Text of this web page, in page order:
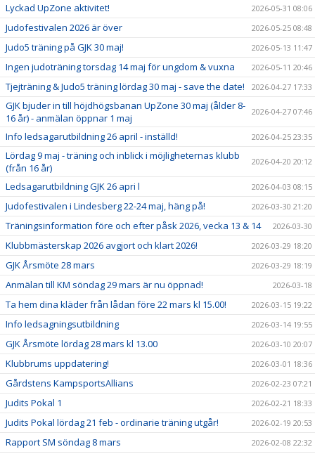
Lyckad UpZone aktivitet! 2026-05-31 08:06
Judofestivalen 2026 är över 2026-05-25 08:48
Judo5 träning på GJK 30 maj! 2026-05-13 11:47
Ingen judoträning torsdag 14 maj för ungdom & vuxna 2026-05-11 20:46
Tjejträning & Judo5 träning lördag 30 maj - save the date! 2026-04-27 17:33
GJK bjuder in till höjdhögsbanan UpZone 30 maj (ålder 8-
16 år) - anmälan öppnar 1 maj
2026-04-27 07:46
Info ledsagarutbildning 26 april - inställd! 2026-04-25 23:35
Lördag 9 maj - träning och inblick i möjligheternas klubb
(från 16 år)
2026-04-20 20:12
Ledsagarutbildning GJK 26 apri l 2026-04-03 08:15
Judofestivalen i Lindesberg 22-24 maj, häng på! 2026-03-30 21:20
Träningsinformation före och efter påsk 2026, vecka 13 & 14 2026-03-30
Klubbmästerskap 2026 avgjort och klart 2026! 2026-03-29 18:20
GJK Årsmöte 28 mars 2026-03-29 18:19
Anmälan till KM söndag 29 mars är nu öppnad! 2026-03-18
Ta hem dina kläder från lådan före 22 mars kl 15.00! 2026-03-15 19:22
Info ledsagningsutbildning 2026-03-14 19:55
GJK Årsmöte lördag 28 mars kl 13.00 2026-03-10 20:07
Klubbrums uppdatering! 2026-03-01 18:36
Gårdstens KampsportsAllians 2026-02-23 07:21
Judits Pokal 1 2026-02-21 18:33
Judits Pokal lördag 21 feb - ordinarie träning utgår! 2026-02-19 20:53
Rapport SM söndag 8 mars 2026-02-08 22:32